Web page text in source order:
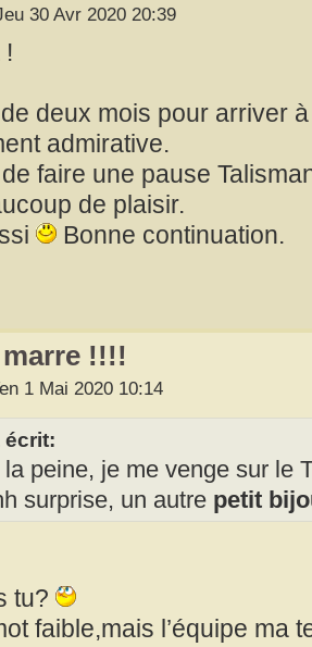
30 Avr 2020 20:39
!
deux mois pour arriver
admirative.
faire une pause
de plaisir.
Bonne continuation.
!!!!
1 Mai 2020 10:14
écrit:
peine, je me venge sur le
surprise, un autre petit
tu?
faible,mais l’équipe ma